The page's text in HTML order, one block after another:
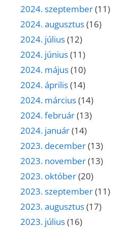
2024. szeptember(11)
2024. augusztus(16)
2024. július(12)
2024. június(11)
2024. május(10)
2024. április(14)
2024. március(14)
2024. február(13)
2024. január(14)
2023. december(13)
2023. november(13)
2023. október(20)
2023. szeptember(11)
2023. augusztus(17)
2023. július(16)